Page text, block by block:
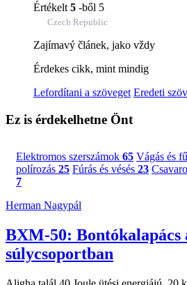
Értékelt 5 -ből 5
Czech Republic
Zajímavý článek, jako vždy
Érdekes cikk, mint mindig
Lefordítani a szöveget Eredeti
Ez is érdekelhetne Önt
Elektromos szerszámok 65 Vágás és
polírozás 25 Fúrás és vésés 23
7
Herman Nagypál
BXM-50: Bontókalapács
súlycsoportban